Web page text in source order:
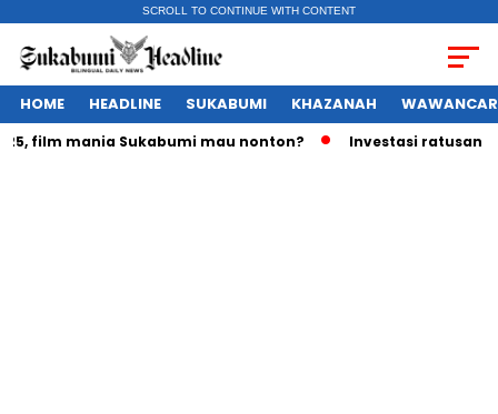
SCROLL TO CONTINUE WITH CONTENT
HOME HEADLINE SUKABUMI KHAZANAH
mania Sukabumi mau nonton? Investasi ratusan triliun